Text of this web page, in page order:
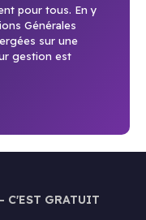
pour tous. En y
Générales
sur une
gestion est
C'EST GRATUIT